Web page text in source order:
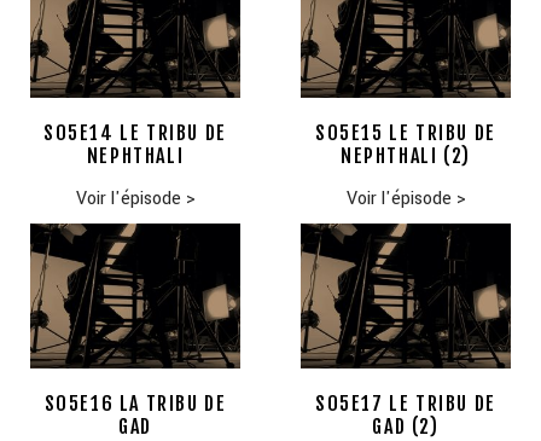
S05E14 LE TRIBU DE
NEPHTHALI
Voir l'épisode >
SO5E15 LE TRIBU DE
NEPHTHALI (2)
Voir l'épisode >
S05E16 LA TRIBU DE
GAD
S05E17 LE TRIBU DE
GAD (2)